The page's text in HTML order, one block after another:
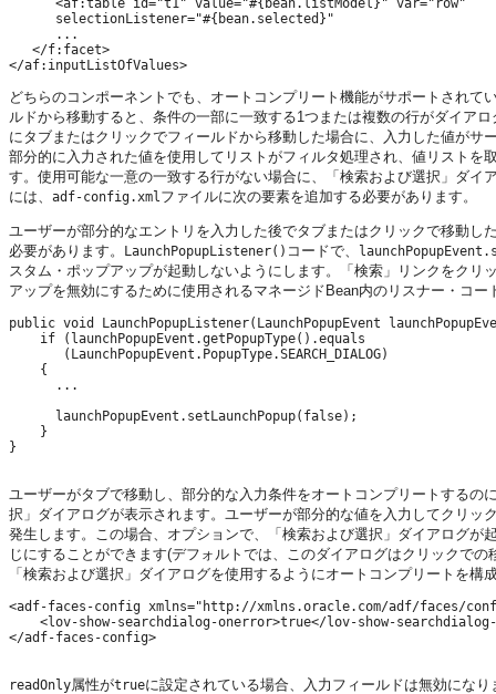
      selectionListener="#{bean.selected}"
      ...
   </f:facet>
どちらのコンポーネントでも、オートコンプリート機能がサポートされ
ルドから移動すると、条件の一部に一致する1つまたは複数の行がダイア
にタブまたはクリックでフィールドから移動した場合に、入力した値が
部分的に入力された値を使用してリストがフィルタ処理され、値リスト
す。使用可能な一意の一致する行がない場合に、「検索および選択」ダ
には、 adf-config.xml ファイルに次の要素を追加する必要があります。
ユーザーが部分的なエントリを入力した後でタブまたはクリックで移動
必要があります。
LaunchPopupListener() コードで、
スタム・ポップアップが起動しないようにします。「検索」リンクをク
アップを無効にするために使用されるマネージドBean内のリスナー・コー
public void LaunchPopupListener(LaunchPopupEvent
    if (launchPopupEvent.getPopupType().equals
       (LaunchPopupEvent.PopupType.SEARCH_DIALOG)
    {
      ...
      launchPopupEvent.setLaunchPopup(false);
    }
}
ユーザーがタブで移動し、部分的な入力条件をオートコンプリートする
択」ダイアログが表示されます。ユーザーが部分的な値を入力してクリ
発生します。この場合、オプションで、「検索および選択」ダイアログ
じにすることができます(デフォルトでは、このダイアログはクリックで
「検索および選択」ダイアログを使用するようにオートコンプリートを構
<adf-faces-config xmlns="http://xmlns.oracle.com/adf/faces/
<lov-show-searchdialog-onerror>true</lov-show-
</adf-faces-config>
readOnly属性がtrueに設定されている場合、入力フィールドは無効になり